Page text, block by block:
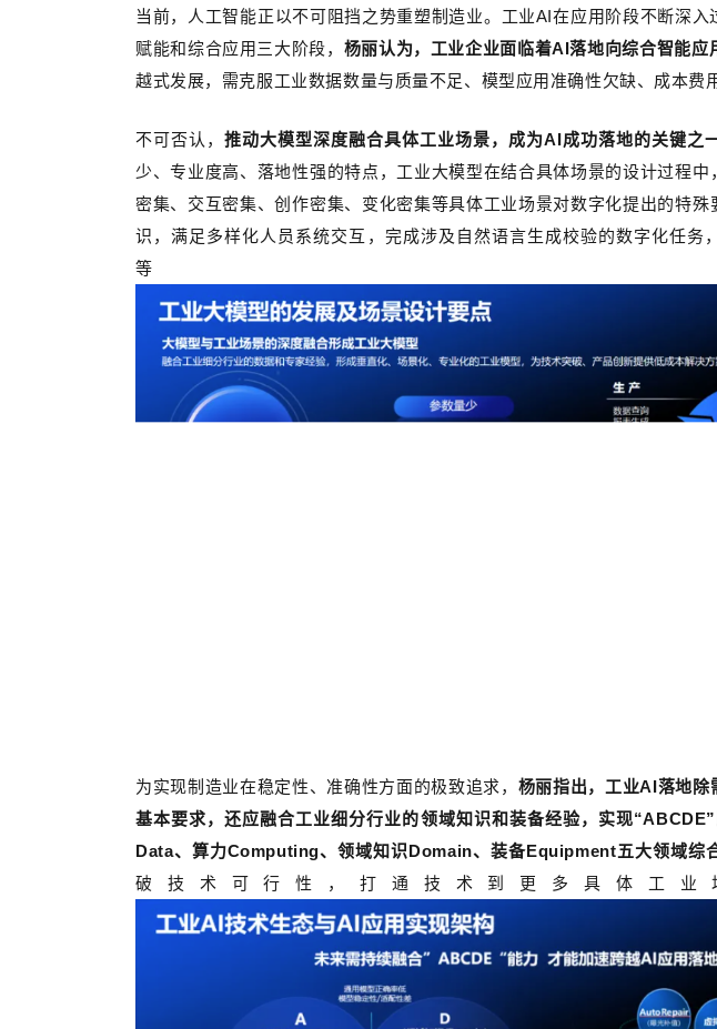
当前，人工智能正以不可阻挡之势重塑制造业。工业AI在应用阶段不断深入
赋能和综合应用三大阶段， 杨丽认为，工业企业面临着AI落地向综合智能应
越式发展，需克服工业数据数量与质量不足、模型应用准确性欠缺、成本费
不可否认，推动大模型深度融合具体工业场景，成为AI成功落地的关键之
少、专业度高、落地性强的特点，工业大模型在结合具体场景的设计过程
密集、交互密集、创作密集、变化密集等具体工业场景对数字化提出的特殊
识，满足多样化人员系统交互，完成涉及自然语言生成校验的数字化任务
等
为实现制造业在稳定性、准确性方面的极致追求， 杨丽指出，工业AI落地除
基本要求，还应融合工业细分行业的领域知识和装备经验，实现“ABCDE”
Data、算力Computing、领域知识Domain、装备Equipment五大领域综
破技术可行性，打通技术到更多具体工业